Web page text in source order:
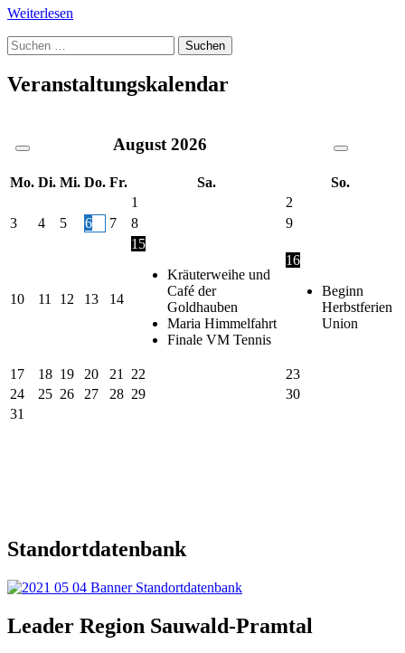
Weiterlesen
Suche
nach:
Veranstaltungskalendar
August 2026
Mo. Di. Mi. Do. Fr. Sa.
So.
1
2
3
4 5 6 7 8 9
10 11 12 13 14
15
Kräuterweihe und
Café der
Goldhauben
Maria Himmelfahrt
Finale VM Tennis
16
Beginn
Herbstferien
Union
17 18 19 20 21 22
23
24
25 26 27 28 29
30
31
Standortdatenbank
Leader Region Sauwald-Pramtal